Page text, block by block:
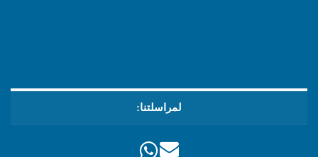
لمراسلتنا: